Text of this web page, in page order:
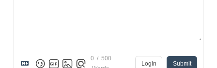
0 /500
Login Submit